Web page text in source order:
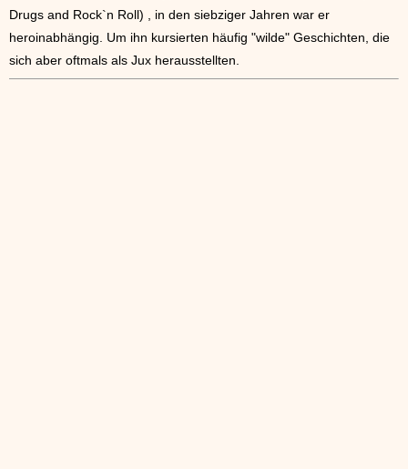
Drugs and Rock`n Roll) , in den siebziger Jahren war er
heroinabhängig. Um ihn kursierten häufig "wilde" Geschichten, die
sich aber oftmals als Jux herausstellten.